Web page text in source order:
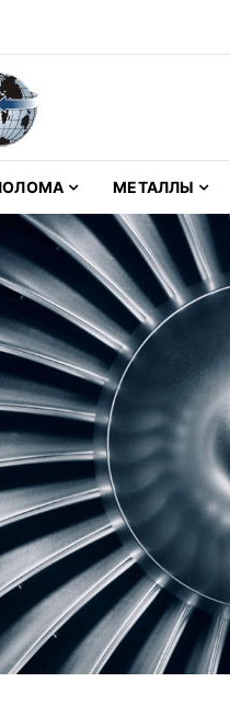
GmbH
МЕТАЛЛЫ